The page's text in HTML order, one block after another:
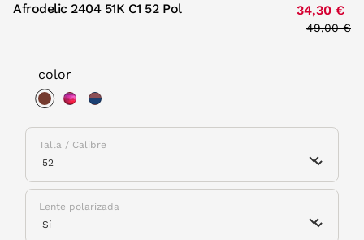
Afrodelic 2404 51K C1 52 Pol 34,30 €
Price
49,00 €
color
Talla / Calibre
Lente polarizada